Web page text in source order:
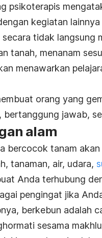
psikoterapis
kegiatan
tidak langsung
tanah, menanam
menawarkan
orang yang
bertanggung jawab,
alam
bercocok tanam
tanaman, air, udara,
Anda terhubung
pengingat jika
berkebun adalah
sesama